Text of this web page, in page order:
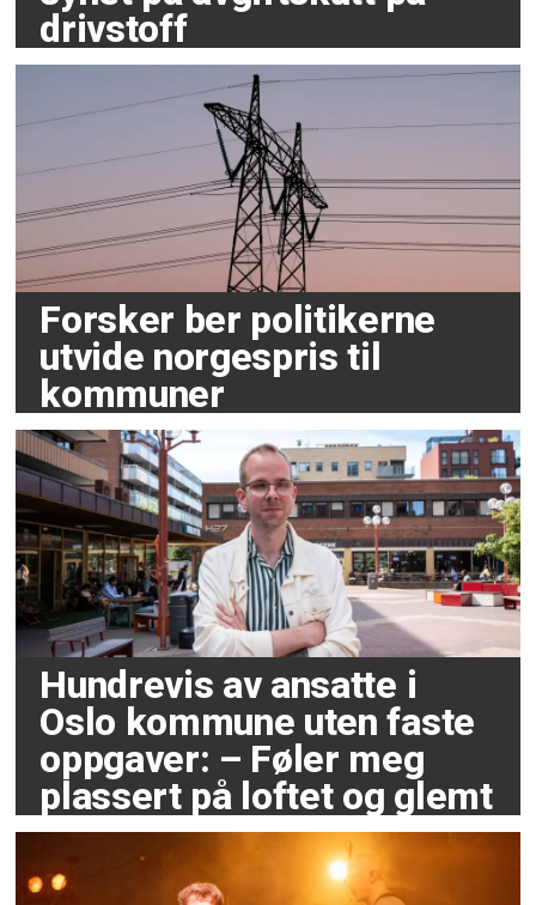
drivstoff
Forsker ber politikerne
utvide norgespris til
kommuner
Hundrevis av ansatte i
Oslo kommune uten faste
oppgaver: – Føler meg
plassert på loftet og glemt